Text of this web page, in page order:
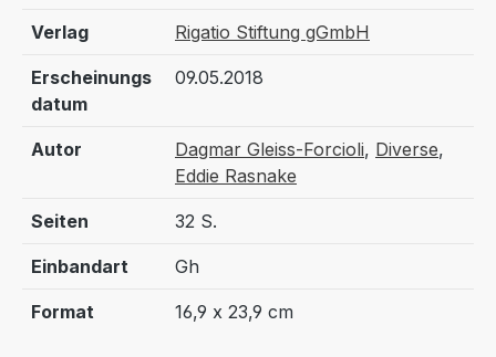
Verlag Rigatio Stiftung gGmbH
Erscheinungs
datum
09.05.2018
Autor Dagmar Gleiss-Forcioli, Diverse,
Eddie Rasnake
Seiten 32 S.
Einbandart Gh
Format 16,9 x 23,9 cm